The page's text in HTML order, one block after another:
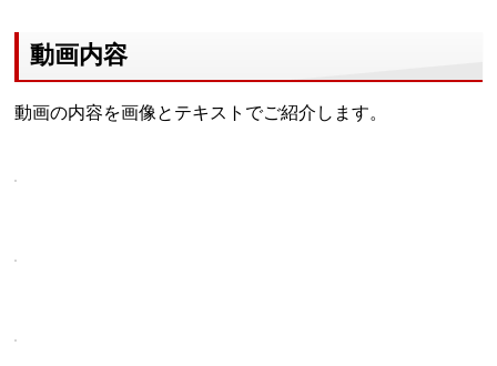
動画内容
動画の内容を画像とテキストでご紹介します。